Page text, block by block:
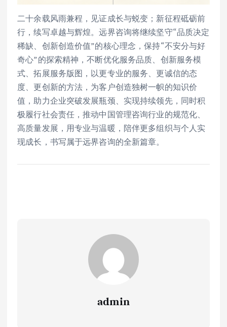
二十余载风雨兼程，见证成长与蜕变；新征程砥砺前
行，续写卓越与辉煌。远界咨询将继续坚守“品质决定
稀缺、创新创造价值”的核心理念，保持“不安分与好
奇心”的探索精神，不断优化服务品质、创新服务模
式、拓展服务版图，以更专业的服务、更诚信的态
度、更创新的方法，为客户创造独树一帜的知识价
值，助力企业突破发展瓶颈、实现持续领先，同时积
极履行社会责任，推动中国管理咨询行业的规范化、
高质量发展，用专业与温暖，陪伴更多组织与个人实
现成长，书写属于远界咨询的全新篇章。
admin